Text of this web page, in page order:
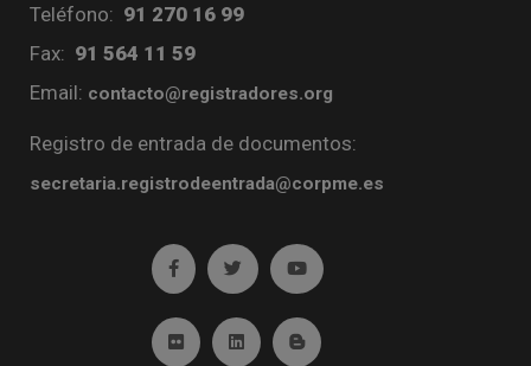
Teléfono: 91 270 16 99
Fax: 91 564 11 59
Email: contacto@registradores.org
Registro de entrada de documentos:
secretaria.registrodeentrada@corpme.es
Ir a facebook (abre en ventana nueva)
Ir a twitter (abre en ventana nueva)
Ir a YouTube (abre en
Ir a Flickr (abre en ventana nueva)
Ir a Linkedin (abre en ventana nueva)
Ir al Blog (abre en ventana